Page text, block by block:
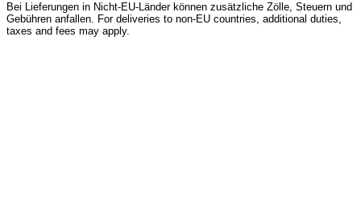
Bei Lieferungen in Nicht-EU-Länder können zusätzliche Zölle, Steuern und
Gebühren anfallen. For deliveries to non-EU countries, additional duties,
taxes and fees may apply.